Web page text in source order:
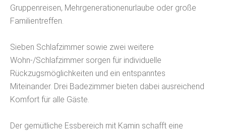
Gruppenreisen, Mehrgenerationenurlaube oder große
Familientreffen.
Sieben Schlafzimmer sowie zwei weitere
Wohn-/Schlafzimmer sorgen für individuelle
Rückzugsmöglichkeiten und ein entspanntes
Miteinander. Drei Badezimmer bieten dabei ausreichend
Komfort für alle Gäste.
Der gemütliche Essbereich mit Kamin schafft eine